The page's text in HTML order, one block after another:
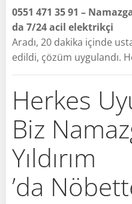
0551 471 35 91 –
da 7/24 acil elektrikçi
Aradı, 20 dakika içinde
edildi, çözüm uygulandı.
Herkes
Biz
Yıldırım
’da